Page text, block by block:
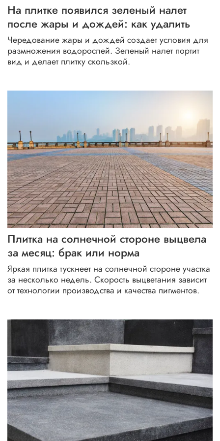
цокольная плитка весной
нескользящая плитка
трещины на плитке
как класть ригельный кирпич
уход за плиткой зимой
плитка для ступеней
плитка вокруг колодца
облицовка фасада зимой
дизайн участка
металлический сайдинг
современное мощение
бетонные ограждения
тротуарная плитка перед весной
водостоки наземные
реагенты для плитки
затирка плитки
темная плитка зимой
серия скала
плитка с рельефом
темная плитка
уход за тротуарной плиткой зимой
очистка плитки
просадка грунта весной
весенний ремонт дорожек
имитация камня
весеннее благоустройство
плитка для автомобилей
как убрать высолы
монтаж фасадной плитки зимой
просадка плитки
солевые разводы
бордюрные системы
песчаник облицовочный
На плитке появился зеленый налет
после жары и дождей: как удалить
Чередование жары и дождей создает условия для
размножения водорослей. Зеленый налет портит
вид и делает плитку скользкой.
Плитка на солнечной стороне выцвела
за месяц: брак или норма
Яркая плитка тускнеет на солнечной стороне участка
за несколько недель. Скорость выцветания зависит
от технологии производства и качества пигментов.